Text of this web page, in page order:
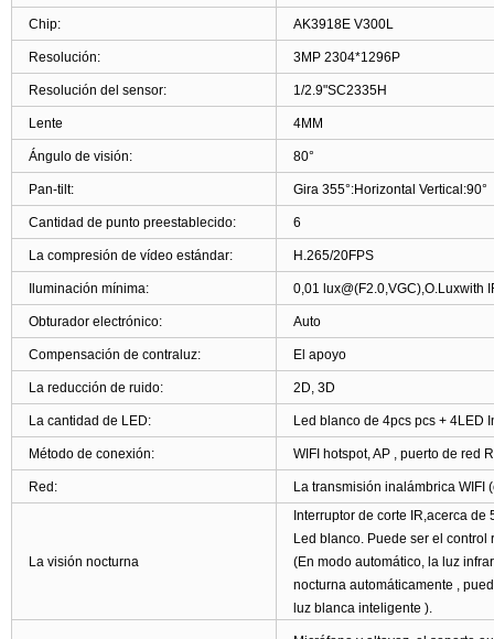
Chip: AK3918E V300L
Resolución: 3MP 2304*1296P
Resolución del sensor: 1/2.9"SC2335H
Lente 4MM
Ángulo de visión: 80°
Pan-tilt: Gira 355°:Horizontal Vertical :90°
Cantidad de punto preestablecido: 6
La compresión de vídeo estándar: H.265/20FPS
Iluminación mínima: 0,01 lux@(F2.0,VGC),O.Luxwith
Obturador electrónico: Auto
Compensación de contraluz: El apoyo
La reducción de ruido: 2D,3D
La cantidad de LED: Led blanco de 4pcs pcs + 4LED
Método de conexión: WIFI hotspot, AP , puerto de red
Red: La transmisión inalámbrica WIFI
La visión nocturna
Interruptor de corte IR,acerca de
Led blanco. Puede ser el control
(En modo automático, la luz
nocturna automáticamente ,
luz blanca inteligente ).